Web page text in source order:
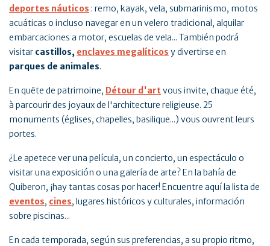
deportes náuticos : remo, kayak, vela, submarinismo, motos
acuáticas o incluso navegar en un velero tradicional, alquilar
embarcaciones a motor, escuelas de vela... También podrá
visitar castillos, enclaves megalíticos y divertirse en
parques de animales.
En quête de patrimoine, Détour d'art vous invite, chaque été,
à parcourir des joyaux de l'architecture religieuse. 25
monuments (églises, chapelles, basilique...) vous ouvrent leurs
portes.
¿Le apetece ver una película, un concierto, un espectáculo o
visitar una exposición o una galería de arte? En la bahía de
Quiberon, ¡hay tantas cosas por hacer! Encuentre aquí la lista de
eventos, cines, lugares históricos y culturales, información
sobre piscinas...
En cada temporada, según sus preferencias, a su propio ritmo,